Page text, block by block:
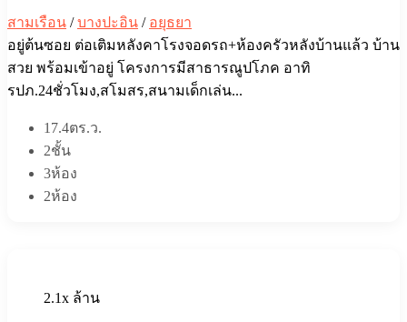
สามเรือน /บางปะอิน / อยุธยา
อยู่ต้นซอย ต่อเติมหลังคาโรงจอดรถ+ห้องครัวหลังบ้านแล้ว บ้าน
สวย พร้อมเข้าอยู่ โครงการมีสาธารณูปโภค อาทิ
รปภ.24ชั่วโมง,สโมสร,สนามเด็กเล่น...
17.4ตร.ว.
2ชั้น
3ห้อง
2ห้อง
2.1x ล้าน